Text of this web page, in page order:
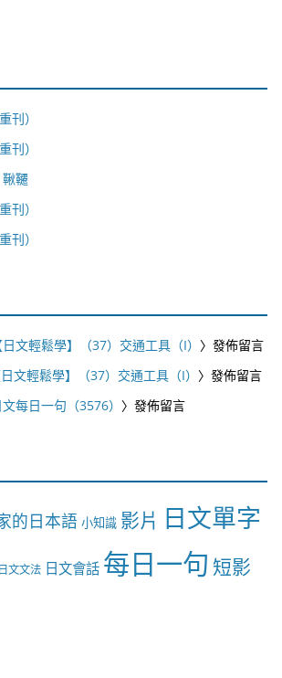
刊）
刊）
鞦韆
刊）
刊）
日文輕鬆學】（37）交通工具（I） 〉發佈留言
日文輕鬆學】（37）交通工具（I） 〉發佈留言
文每日一句（3576） 〉發佈留言
的日本語 小知識 影片 日文單字
日文文法 日文會話 每日一句 短影